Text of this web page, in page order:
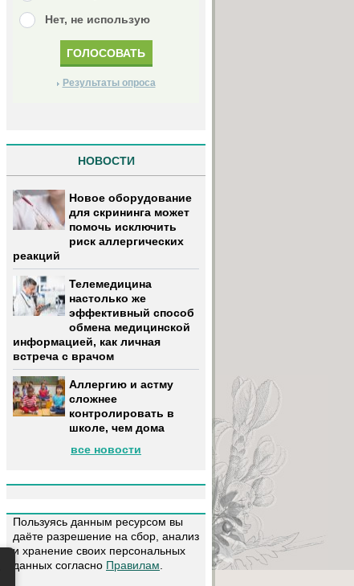
Нет, не использую
Результаты опроса
НОВОСТИ
Новое оборудование
для скрининга может
помочь исключить
риск аллергических
реакций
Телемедицина
настолько же
эффективный способ
обмена медицинской
информацией, как личная
встреча с врачом
Аллергию и астму
сложнее
контролировать в
школе, чем дома
все новости
Пользуясь данным ресурсом вы
даёте разрешение на сбор, анализ
и хранение своих персональных
данных согласно Правилам